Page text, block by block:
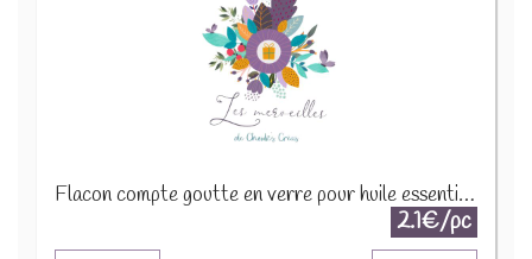
Flacon compte goutte en verre pour huile essentielle 100ml
2.1€/pc